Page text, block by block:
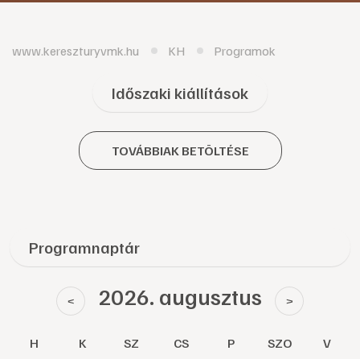
www.kereszturyvmk.hu KH Programok
Időszaki kiállítások
TOVÁBBIAK BETÖLTÉSE
Programnaptár
< 2026. augusztus >
H K SZ CS P SZO V